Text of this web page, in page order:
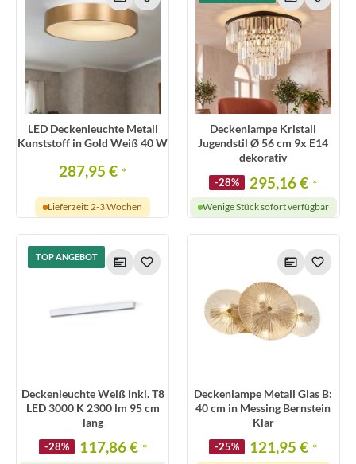
LED Deckenleuchte Metall
Kunststoff in Gold Weiß 40 W
287,95 € *
Lieferzeit: 2-3 Wochen
Deckenlampe Kristall
Jugendstil Ø 56 cm 9x E14
dekorativ
-28% 295,16 € *
Wenige Stück sofort verfügbar
TOP ANGEBOT
Deckenleuchte Weiß inkl. T8
LED 3000 K 2300 lm 95 cm
lang
-28% 117,86 € *
Deckenlampe Metall Glas B:
40 cm in Messing Bernstein
Klar
-25% 121,95 € *